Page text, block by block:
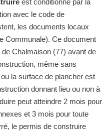
avec le code de
les documents locaux
Communale). Ce document
Chalmaison (77) avant de
même sans
la surface de plancher est
donnant lieu ou non à
peut atteindre 2 mois pour
et 3 mois pour toute
le permis de construire